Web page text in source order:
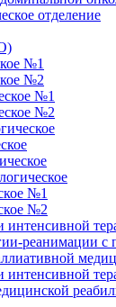
отделение
№1
№2
№1
№2
№1
№2
интенсивной
реанимации с
интенсивной